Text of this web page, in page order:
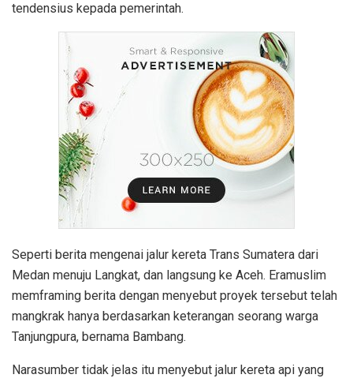
tendensius kepada pemerintah.
Seperti berita mengenai jalur kereta Trans Sumatera dari
Medan menuju Langkat, dan langsung ke Aceh. Eramuslim
memframing berita dengan menyebut proyek tersebut telah
mangkrak hanya berdasarkan keterangan seorang warga
Tanjungpura, bernama Bambang.
Narasumber tidak jelas itu menyebut jalur kereta api yang